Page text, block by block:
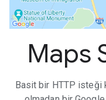
Maps
Basit bir HTTP isteği